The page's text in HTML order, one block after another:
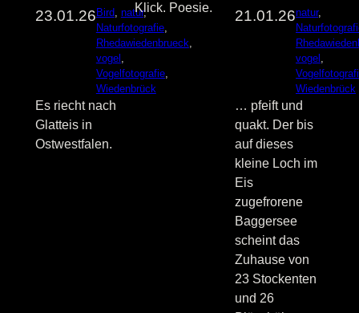
23.01.26Bird, natur ,
Naturfotografie
Rhedawiedenbrueck
vogel
Vogelfotografie
Wiedenbrück
Es riecht nach
Glatteis in
Ostwestfalen.
Klick. Poesie.
21.01.26natur
vogel
Wiedenbrück
… pfeift und
quakt. Der bis
auf dieses
kleine Loch im
Eis
zugefrorene
Baggersee
scheint das
Zuhause von
23 Stockenten
und 26